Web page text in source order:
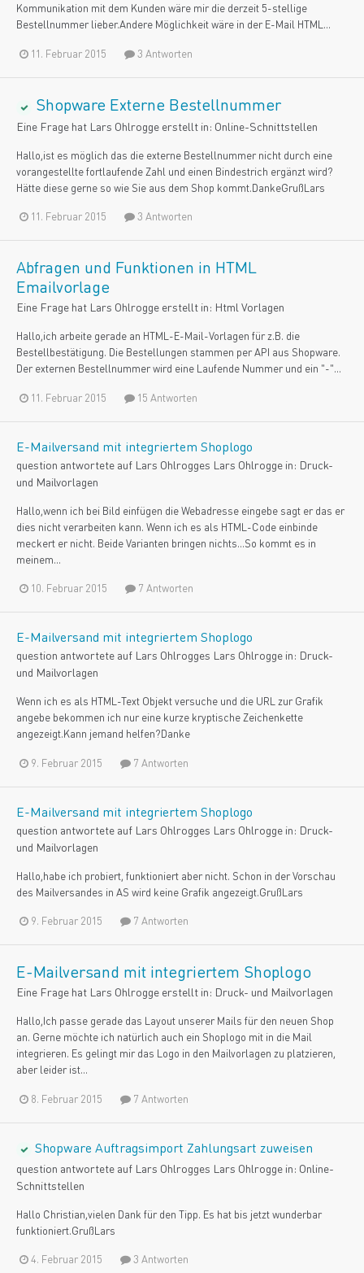
Kommunikation mit dem Kunden wäre mir die derzeit 5-stellige
Bestellnummer lieber.Andere Möglichkeit wäre in der E-Mail HTML...
11. Februar 2015 3 Antworten
Shopware Externe Bestellnummer
Eine Frage hat Lars Ohlrogge erstellt in: Online-Schnittstellen
Hallo,ist es möglich das die externe Bestellnummer nicht durch eine
vorangestellte fortlaufende Zahl und einen Bindestrich ergänzt wird?
Hätte diese gerne so wie Sie aus dem Shop kommt.DankeGrußLars
11. Februar 2015 3 Antworten
Abfragen und Funktionen in HTML
Emailvorlage
Eine Frage hat Lars Ohlrogge erstellt in: Html Vorlagen
Hallo,ich arbeite gerade an HTML-E-Mail-Vorlagen für z.B. die
Bestellbestätigung. Die Bestellungen stammen per API aus Shopware.
Der externen Bestellnummer wird eine Laufende Nummer und ein "-"...
11. Februar 2015 15 Antworten
E-Mailversand mit integriertem Shoplogo
question antwortete auf Lars Ohlrogges Lars Ohlrogge in: Druck-
und Mailvorlagen
Hallo,wenn ich bei Bild einfügen die Webadresse eingebe sagt er das er
dies nicht verarbeiten kann. Wenn ich es als HTML-Code einbinde
meckert er nicht. Beide Varianten bringen nichts...So kommt es in
meinem...
10. Februar 2015 7 Antworten
E-Mailversand mit integriertem Shoplogo
question antwortete auf Lars Ohlrogges Lars Ohlrogge in: Druck-
und Mailvorlagen
Wenn ich es als HTML-Text Objekt versuche und die URL zur Grafik
angebe bekommen ich nur eine kurze kryptische Zeichenkette
angezeigt.Kann jemand helfen?Danke
9. Februar 2015 7 Antworten
E-Mailversand mit integriertem Shoplogo
question antwortete auf Lars Ohlrogges Lars Ohlrogge in: Druck-
und Mailvorlagen
Hallo,habe ich probiert, funktioniert aber nicht. Schon in der Vorschau
des Mailversandes in AS wird keine Grafik angezeigt.GrußLars
9. Februar 2015 7 Antworten
E-Mailversand mit integriertem Shoplogo
Eine Frage hat Lars Ohlrogge erstellt in: Druck- und Mailvorlagen
Hallo,Ich passe gerade das Layout unserer Mails für den neuen Shop
an. Gerne möchte ich natürlich auch ein Shoplogo mit in die Mail
integrieren. Es gelingt mir das Logo in den Mailvorlagen zu platzieren,
aber leider ist...
8. Februar 2015 7 Antworten
Shopware Auftragsimport Zahlungsart zuweisen
question antwortete auf Lars Ohlrogges Lars Ohlrogge in: Online-
Schnittstellen
Hallo Christian,vielen Dank für den Tipp. Es hat bis jetzt wunderbar
funktioniert.GrußLars
4. Februar 2015 3 Antworten